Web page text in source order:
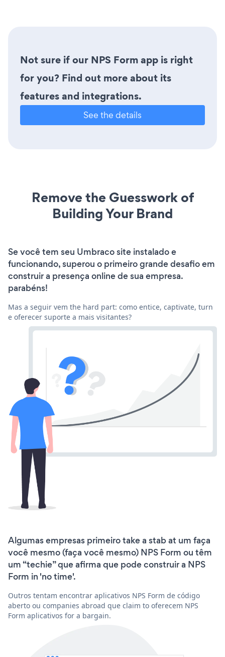
Not sure if our NPS Form app is right
for you? Find out more about its
features and integrations.
See the details
Remove the Guesswork of
Building Your Brand
Se você tem seu Umbraco site instalado e
funcionando, superou o primeiro grande desafio em
construir a presença online de sua empresa.
parabéns!
Mas a seguir vem the hard part: como entice, captivate, turn
e oferecer suporte a mais visitantes?
Algumas empresas primeiro take a stab at um faça
você mesmo (faça você mesmo) NPS Form ou têm
um “techie” que afirma que pode construir a NPS
Form in 'no time'.
Outros tentam encontrar aplicativos NPS Form de código
aberto ou companies abroad que claim to oferecem NPS
Form aplicativos for a bargain.